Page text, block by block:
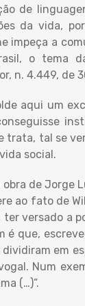
de
da vida,
impeça a
o tema
n. 4.449, de
aqui um
trata, tal se
social.
de Jorge
ao fato de
ter versado a
é que,
em
Num
(…)”.